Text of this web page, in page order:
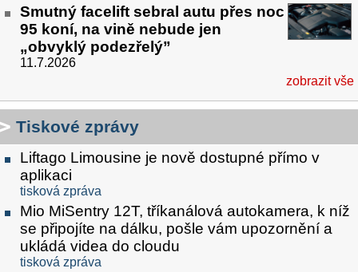
Smutný facelift sebral autu přes noc
95 koní, na vině nebude jen
„obvyklý podezřelý”
11.7.2026
zobrazit vše
Tiskové zprávy
Liftago Limousine je nově dostupné přímo v
aplikaci
tisková zpráva
Mio MiSentry 12T, tříkanálová autokamera, k níž
se připojíte na dálku, pošle vám upozornění a
ukládá videa do cloudu
tisková zpráva